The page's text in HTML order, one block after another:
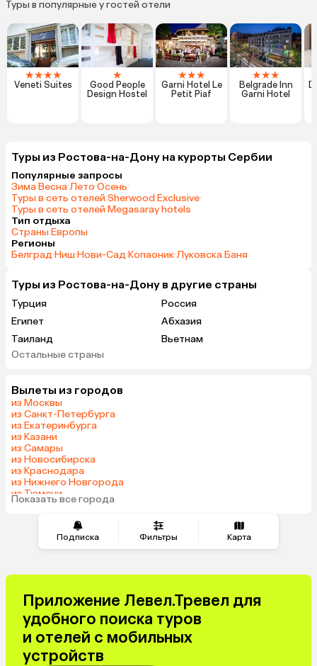
Подписка Фильтры Карта
Туры в популярные у гостей отели
★★★★
Veneti Suites
★
Good People
Design Hostel
★★★
Garni Hotel Le
Petit Piaf
★★★
Belgrade Inn
Garni Hotel
Туры из Ростова-на-Дону на курорты Сербии
Популярные запросы
Зима·Весна·Лето·Осень·
Туры в сеть отелей Sherwood Exclusive·
Туры в сеть отелей Megasaray hotels
Тип отдыха
Страны Европы
Регионы
Белград·Ниш·Нови-Сад·Копаоник·Луковска Баня
Туры из Ростова-на-Дону в другие страны
Турция
Россия
Египет
Абхазия
Таиланд
Вьетнам
ОАЭ
Беларусь
Сейшелы
Казахстан
Узбекистан
Катар
Малайзия
Киргизия
Гонконг
Саудовская Аравия
Куба
Греция
Таджикистан
Остальные страны
Вылеты из городов
из Москвы
из Санкт-Петербурга
из Екатеринбурга
из Казани
из Самары
из Новосибирска
из Краснодара
из Нижнего Новгорода
из Тюмени
из Челябинска
Показать все города
Приложение Левел.Тревел для
удобного поиска туров
и отелей с мобильных
устройств